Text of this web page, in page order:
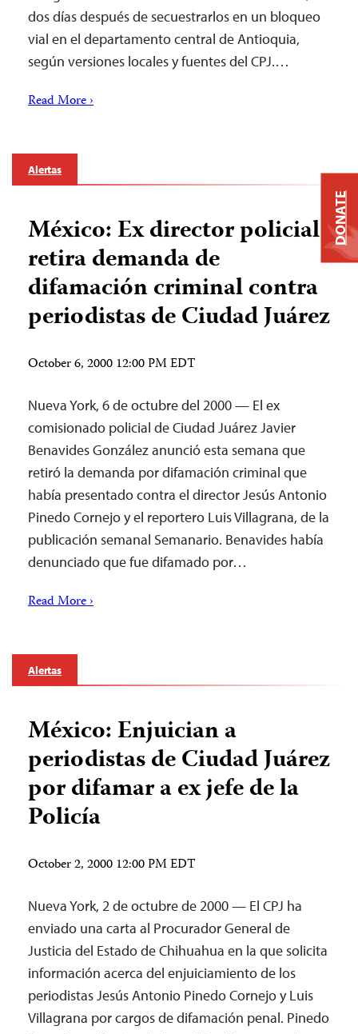
dos días después de secuestrarlos en un bloqueo
vial en el departamento central de Antioquia,
según versiones locales y fuentes del CPJ.…
Read More ›
Alertas
México: Ex director policial
retira demanda de
difamación criminal contra
periodistas de Ciudad Juárez
October 6, 2000 12:00 PM EDT
Nueva York, 6 de octubre del 2000 — El ex
comisionado policial de Ciudad Juárez Javier
Benavides González anunció esta semana que
retiró la demanda por difamación criminal que
había presentado contra el director Jesús Antonio
Pinedo Cornejo y el reportero Luis Villagrana, de la
publicación semanal Semanario. Benavides había
denunciado que fue difamado por…
Read More ›
Alertas
México: Enjuician a
periodistas de Ciudad Juárez
por difamar a ex jefe de la
Policía
October 2, 2000 12:00 PM EDT
Nueva York, 2 de octubre de 2000 — El CPJ ha
enviado una carta al Procurador General de
Justicia del Estado de Chihuahua en la que solicita
información acerca del enjuiciamiento de los
periodistas Jesús Antonio Pinedo Cornejo y Luis
Villagrana por cargos de difamación penal. Pinedo
DONATE